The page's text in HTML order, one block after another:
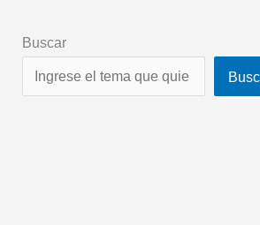
Buscar